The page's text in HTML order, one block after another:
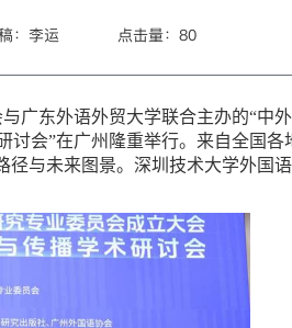
：李运 点击量： 80
广东外语外贸大学联合主办的“中
会”在广州隆重举行。来自全国各
与未来图景。深圳技术大学外国语